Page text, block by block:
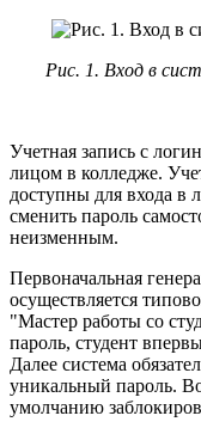
Рис. 1. Вход в
Учетная запись с
лицом в колледже.
доступны для входа в
сменить пароль
неизменным.
Первоначальная
осуществляется
"Мастер работы со
пароль, студент
Далее система
уникальный пароль.
умолчанию